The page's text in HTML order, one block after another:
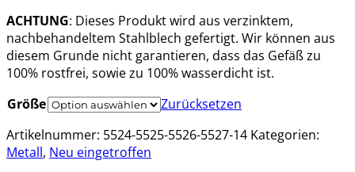
ACHTUNG: Dieses Produkt wird aus verzinktem,
nachbehandeltem Stahlblech gefertigt. Wir können aus
diesem Grunde nicht garantieren, dass das Gefäß zu
100% rostfrei, sowie zu 100% wasserdicht ist.
Größe
Zurücksetzen
Artikelnummer: 5524-5525-5526-5527-14 Kategorien:
Metall, Neu eingetroffen